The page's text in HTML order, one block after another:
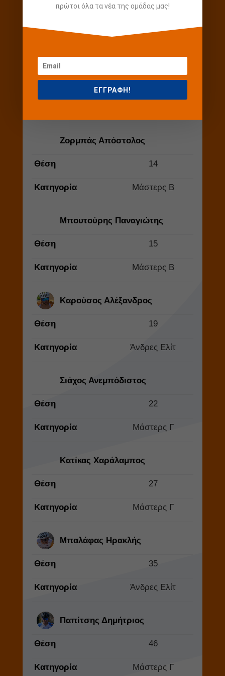
Αναστάσιος
Θέση
Ζορμπάς Απόστολος
Θέση 14
Κατηγορία Μάστερς Β
Μπουτούρης Παναγιώτης
Θέση 15
Κατηγορία Μάστερς Β
Καρούσος Αλέξανδρος
Θέση 19
Κατηγορία Άνδρες Ελίτ
Σιάχος Ανεμπόδιστος
Θέση 22
Κατηγορία Μάστερς Γ
Κατίκας Χαράλαμπος
Θέση 27
Κατηγορία Μάστερς Γ
Μπαλάφας Ηρακλής
Θέση 35
Κατηγορία Άνδρες Ελίτ
Παπίτσης Δημήτριος
Θέση 46
Κατηγορία Μάστερς Γ
πρώτοι όλα τα νέα της ομάδας μας!
ΕΓΓΡΑΦΗ!